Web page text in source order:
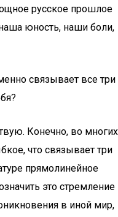
русское прошлое
юность, наши боли,
связывает все три
Конечно, во многих
что связывает три
прямолинейное
это стремление
в иной мир,